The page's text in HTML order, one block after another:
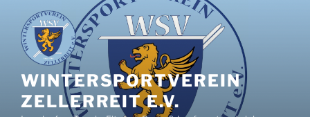
Inhalt
springen
WINTERSPORTVEREIN
ZELLERREIT E.V.